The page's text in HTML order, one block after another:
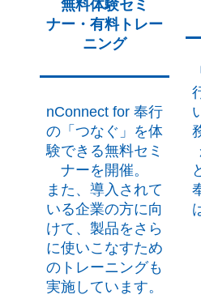
合は、CALをひとつ
奉行シリーズ以外の
るデータベースにつ
奉行シリーズ以外で
タベースについても
センスが必要になり
cleのデータを奉行シ
る場合は、Oracleの
アクセスに必要なラ
ください。
製品購入後のお問い
ウェアサービス締結
メールアドレス宛に
さい。
無料体験セミ
ナー・有料トレー
ニング
nConnect for 奉行
の「つなぐ」を体
験できる無料セミ
ナーを開催。
また、導入されて
いる企業の方に向
けて、製品をさら
に使いこなすため
のトレーニングも
実施しています。
「